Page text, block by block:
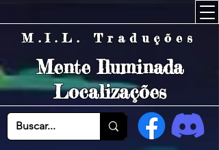
Mente Iluminada
Localizações
M.I.L. Traduções